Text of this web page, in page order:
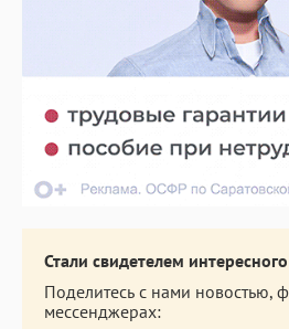
Стали свидетелем
Поделитесь с нами новостью,
мессенджерах: